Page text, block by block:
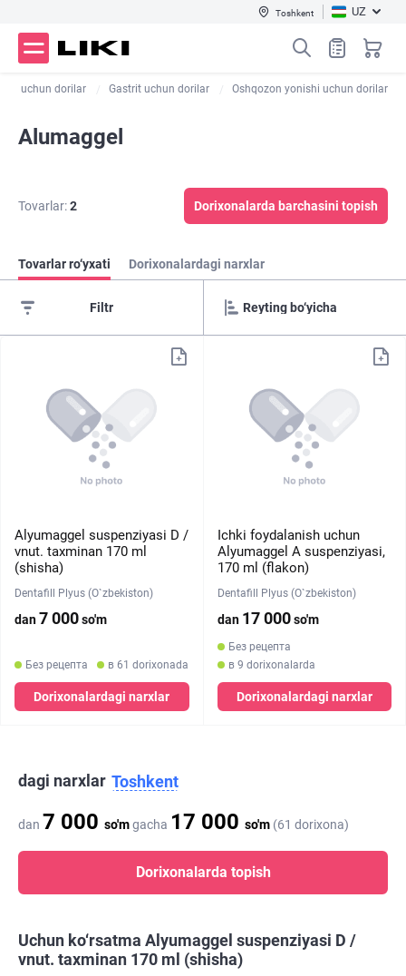
Toshkent UZ
uchun dorilar Gastrit uchun dorilar Oshqozon yonishi uchun dorilar
Alumaggel
Tovarlar:2 Dorixonalarda barchasini topish
Tovarlar ro‘yxati Dorixonalardagi narxlar
Filtr
Alyumaggel suspenziyasi D /
vnut. taxminan 170 ml
(shisha)
Dentafill Plyus (O`zbekiston)
dan7 000so'm
Без рецепта в 61 dorixonada
Dorixonalardagi narxlar
Ichki foydalanish uchun
Alyumaggel A suspenziyasi,
170 ml (flakon)
Dentafill Plyus (O`zbekiston)
dan 17 000so'm
Без рецепта
в 9 dorixonalarda
Dorixonalardagi narxlar
dagi narxlar Toshkent
dan 7 000 so'mgacha 17 000 so'm (61 dorixona)
Dorixonalarda topish
Uchun ko‘rsatma Alyumaggel suspenziyasi D /
vnut. taxminan 170 ml (shisha)